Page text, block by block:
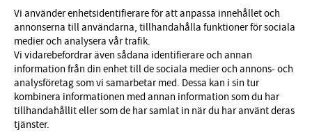
VAT SE559329118901
info@prylteknik.se
0321777170
Nyhetsbrev
I vårt nyhetsbrev får du ta del av nyheter och
erbjudanden före alla andra. Registrera dig här nedan.
Vi använder enhetsidentifierare för att anpassa innehållet och
annonserna till användarna, tillhandahålla funktioner för sociala
medier och analysera vår trafik.
Vi vidarebefordrar även sådana identifierare och annan
information från din enhet till de sociala medier och annons- och
analysföretag som vi samarbetar med. Dessa kan i sin tur
kombinera informationen med annan information som du har
tillhandahållit eller som de har samlat in när du har använt deras
tjänster.